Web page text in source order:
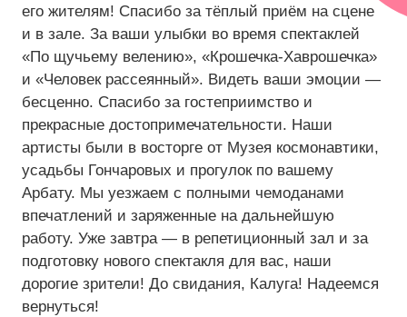
Разрядка:
Стандартный
Средний
Большой
Гарнитура:
Без засечек
С засечками
его жителям! Спасибо за тёплый приём на сцене
и в зале. За ваши улыбки во время спектаклей
«По щучьему велению», «Крошечка-Хаврошечка»
и «Человек рассеянный». Видеть ваши эмоции —
бесценно. Спасибо за гостеприимство и
прекрасные достопримечательности. Наши
артисты были в восторге от Музея космонавтики,
усадьбы Гончаровых и прогулок по вашему
Арбату. Мы уезжаем с полными чемоданами
впечатлений и заряженные на дальнейшую
работу. Уже завтра — в репетиционный зал и за
подготовку нового спектакля для вас, наши
дорогие зрители! До свидания, Калуга! Надеемся
вернуться!